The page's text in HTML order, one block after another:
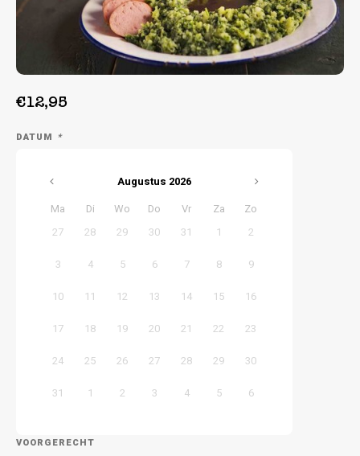
Week 39 | 21-09-2026 t/m 25-09-2026
€12,95
DATUM *
Augustus 2026
Ma
Di Wo Do Vr Za
Zo
27
28 29 30 31 1 2
3 4 5 6 7 8 9
10 11 12 13 14 15 16
17 18 19 20 21 22 23
24 25 26 27 28 29 30
31 1 2 3 4 5 6
VOORGERECHT